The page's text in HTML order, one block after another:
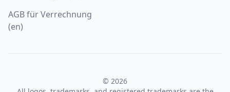
AGB für Verrechnung
(en)
© 2026